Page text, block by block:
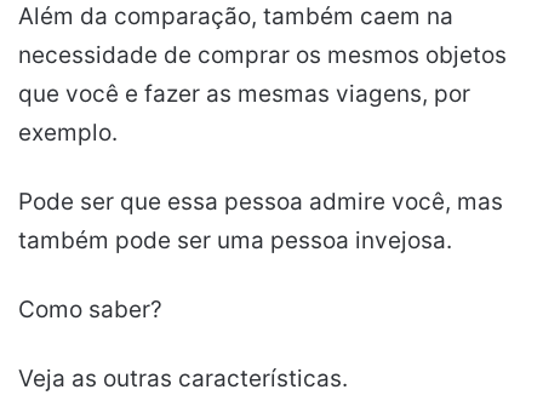
Além da comparação, também caem na
necessidade de comprar os mesmos objetos
que você e fazer as mesmas viagens, por
exemplo.
Pode ser que essa pessoa admire você, mas
também pode ser uma pessoa invejosa.
Como saber?
Veja as outras características.